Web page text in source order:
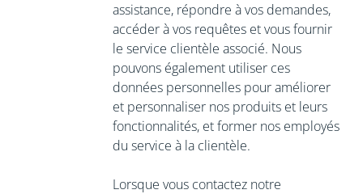
assistance, répondre à vos demandes,
accéder à vos requêtes et vous fournir
le service clientèle associé. Nous
pouvons également utiliser ces
données personnelles pour améliorer
et personnaliser nos produits et leurs
fonctionnalités, et former nos employés
du service à la clientèle.
Lorsque vous contactez notre